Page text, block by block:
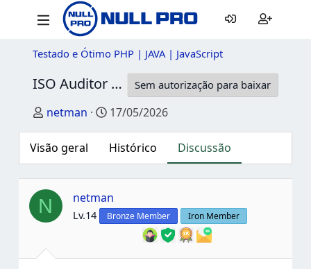
Testado e Ótimo PHP | JAVA | JavaScript
ISO Auditor e Sistema de Gerenciamento de CAPA - Controle de Documento, Risco, Compliance e Fluxo de Trabalho Sem autorização para baixar
Criador do tópico
netman Data de início
17/05/2026
Visão geral Histórico Discussão
N netman
Lv.14 Bronze Member Iron Member